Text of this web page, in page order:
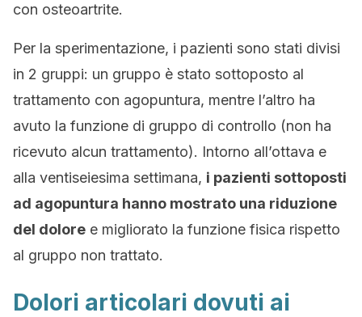
con osteoartrite.
Per la sperimentazione, i pazienti sono stati divisi
in 2 gruppi: un gruppo è stato sottoposto al
trattamento con agopuntura, mentre l’altro ha
avuto la funzione di gruppo di controllo (non ha
ricevuto alcun trattamento). Intorno all’ottava e
alla ventiseiesima settimana, i pazienti sottoposti
ad agopuntura hanno mostrato una riduzione
del dolore e migliorato la funzione fisica rispetto
al gruppo non trattato.
Dolori articolari dovuti ai